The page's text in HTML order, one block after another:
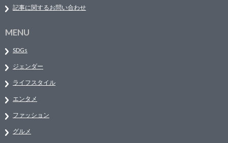
記事に関するお問い合わせ
MENU
SDGs
ジェンダー
ライフスタイル
エンタメ
ファッション
グルメ